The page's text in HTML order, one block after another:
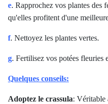
e. Rapprochez vos plantes des
qu'elles profitent d'une
f. Nettoyez les plantes vertes.
g. Fertilisez vos potées fleuries
Quelques conseils:
Adoptez le crassula: Véritable